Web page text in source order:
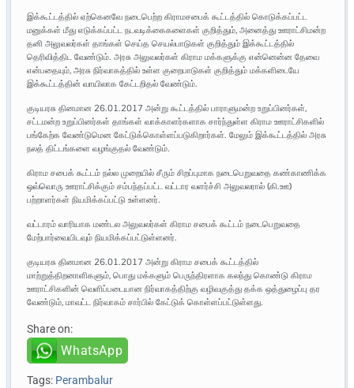
இக்கூட்டத்தில் ஏற்கெனவே நடைபெற்ற கிராமசபைக் கூட்டத்தில் கொடுக்கப்பட்ட
மனுக்கள் மீது எடுக்கப்பட்ட நடவடிக்கைகளைகள் குறித்தும், அனைத்து ஊராட்சிமன்ற
தனி அலுவலர்கள் தாங்கள் செய்த செயல்பாடுகள் குறித்தும் இக்கூட்டத்தில்
தெரிவித்திட வேண்டும். அரசு அலுவலர்கள் கிராம மக்களுக்கு என்னென்ன தேவை
என்பதையும், அரசு நிர்வாகத்தில் உள்ள குறைபாடுகள் குறித்தும் மக்களிடையே
இக்கூட்டத்தின் வாயிலாக கேட்டறிதல் வேண்டும்.
குடியரசு தினமான 26.01.2017 அன்று கூட்டத்தில் பாராளுமன்ற உறுப்பினர்கள்,
சட்டமன்ற உறுப்பினர்கள் தாங்கள் வாக்காளர்களாக சார்ந்துள்ள கிராம ஊராட்சிகளில்
பங்கேற்க வேண்டுமென கேட்டுக்கொள்ளப்படுகிறார்கள். மேலும் இக்கூட்டத்தில் அரசு
நலத் திட்டங்களை வழங்குதல் வேண்டும்.
கிராம சபைக் கூட்டம் நல்ல முறையில் சீரும் சிறப்புமாக நடைபெறுவதை கண்காணிக்க
ஒவ்வொரு ஊராட்சிக்கும் சம்பந்தப்பட்ட வட்டார வளர்ச்சி அலுவலரால் (கி.ஊ)
பற்றாளர்கள் நியமிக்கப்பட்டு உள்ளனர்.
வட்டாரம் வாரியாக மண்டல அலுவலர்கள் கிராம சபைக் கூட்டம் நடைபெறுவதை
மேற்பார்வையிடவும் நியமிக்கப்பட்டுள்ளனர்.
குடியரசு தினமான 26.01.2017 அன்று கிராம சபைக் கூட்டத்தில்
மாற்றுத்திறனாளிகளும், பொது மக்களும் பெருந்திரளாக கலந்து கொண்டு கிராம
ஊராட்சிகளின் வெளிப்படையான நிர்வாகத்திற்கு வழிவகுத்து தக்க ஒத்துழைப்பு தர
வேண்டும், மாவட்ட நிர்வாகம் சார்பில் கேட்டுக் கொள்ளப்பட்டுள்ளது.
Share on:
WhatsApp
Tags: Perambalur